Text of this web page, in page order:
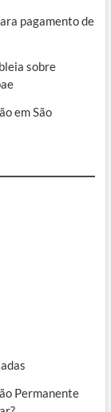
pagamento de
sobre
em São
Permanente